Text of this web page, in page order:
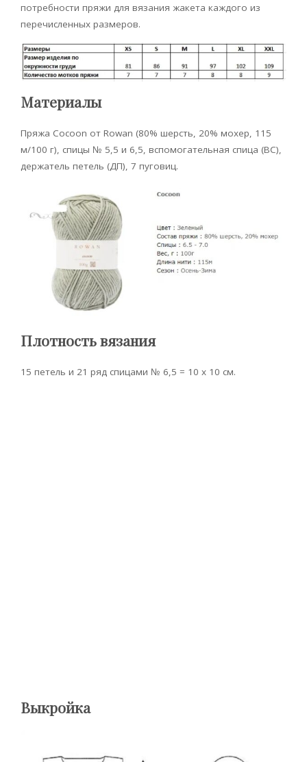
потребности пряжи для вязания жакета каждого из
перечисленных размеров.
Материалы
Пряжа Cocoon от Rowan (80% шерсть, 20% мохер, 115
м/100 г), спицы № 5,5 и 6,5, вспомогательная спица (ВС),
держатель петель (ДП), 7 пуговиц.
Плотность вязания
15 петель и 21 ряд спицами № 6,5 = 10 х 10 см.
Выкройка